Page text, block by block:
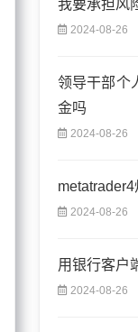
我要承担风
2024-08-26
领导干部个
金吗
2024-08-26
2024-08-26
用银行客户
2024-08-26